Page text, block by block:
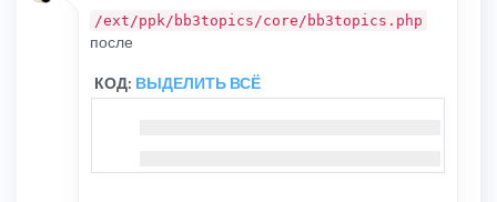
/ext/ppk/bb3topics/core/bb3topics.php
после
КОД: ВЫДЕЛИТЬ ВСЁ